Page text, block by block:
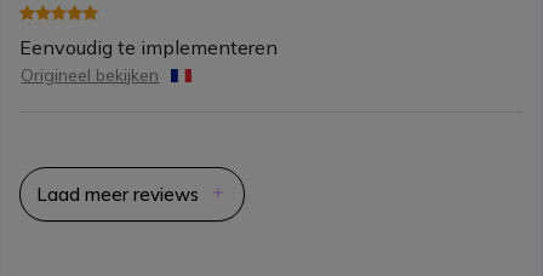
Eenvoudig te implementeren
Origineel bekijken
Laad meer reviews